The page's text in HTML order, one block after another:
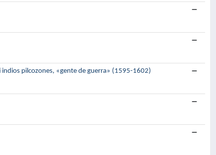
indios pilcozones, «gente de guerra» (1595-1602)